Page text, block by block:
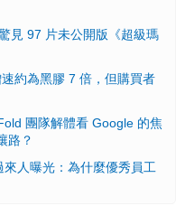
見 97 片未公開版《超級瑪
約為黑膠 7 倍，但購買者
團隊解體看 Google 的焦
路？
人曝光：為什麼優秀員工